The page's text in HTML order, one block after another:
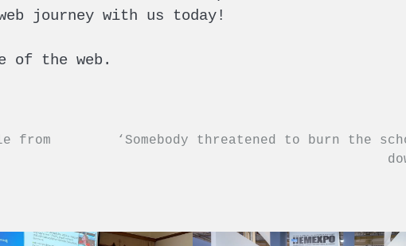
journey with us today!
of the web.
from
‘Somebody threatened to burn the